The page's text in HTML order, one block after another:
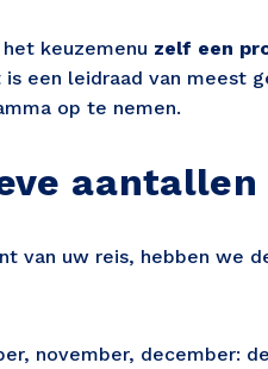
het keuzemenu zelf een
een leidraad van meest
op te nemen.
van uw reis, hebben we
november, december: